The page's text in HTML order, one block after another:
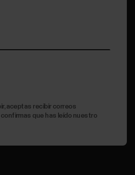
aceptas recibir correos
que has leído nuestro